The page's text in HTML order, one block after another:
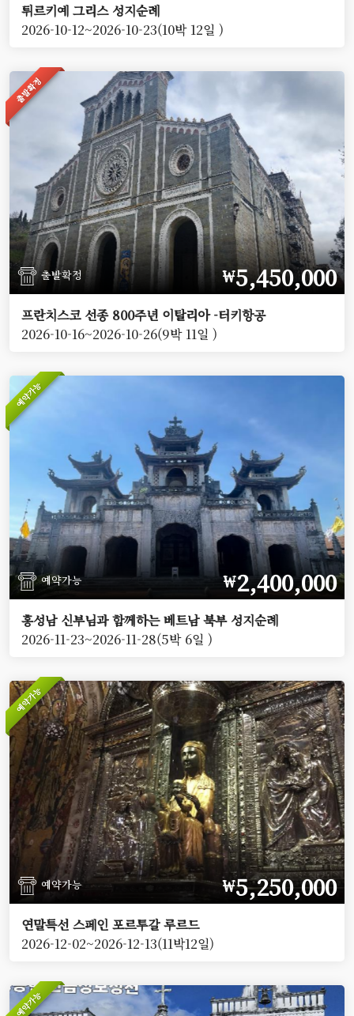
튀르키예 그리스 성지순례
2026-10-12~2026-10-23(10박 12일 )
출발확정
출발확정 ￦5,450,000
프란치스코 선종 800주년 이탈리아 -터키항공
2026-10-16~2026-10-26(9박 11일 )
예약가능
예약가능 ￦2,400,000
홍성남 신부님과 함께하는 베트남 북부 성지순례
2026-11-23~2026-11-28(5박 6일 )
예약가능
예약가능 ￦5,250,000
연말특선 스페인 포르투갈 루르드
2026-12-02~2026-12-13(11박12일)
예약가능